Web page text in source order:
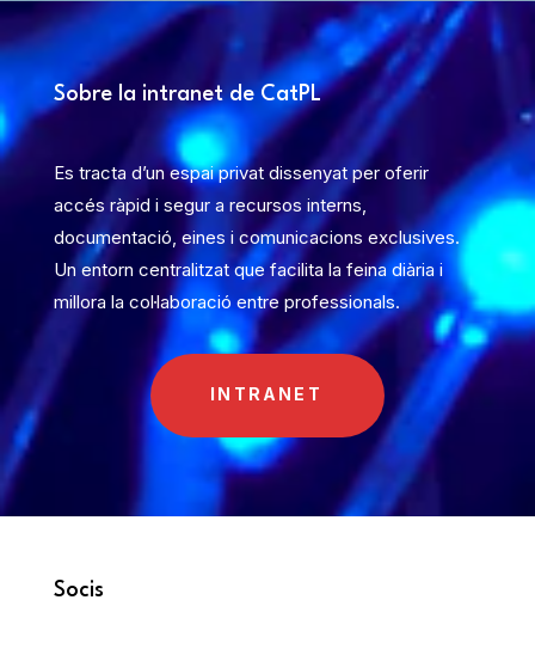
Sobre la intranet de CatPL
Es tracta d’un espai privat dissenyat per oferir
accés ràpid i segur a recursos interns,
documentació, eines i comunicacions exclusives.
Un entorn centralitzat que facilita la feina diària i
millora la col·laboració entre professionals.
INTRANET
Socis